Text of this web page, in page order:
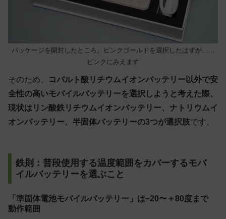
パッケージを開封したところ。ピンクゴールドを選択したはずが……
ピンクにみえます
そのため、
コバルト酸リチウムイオンバッテリー以外で安
全性の高いモバイルバッテリーを選択しようと考えた際、
現状はリン酸鉄リチウムイオンバッテリー、ナトリウムイ
オンバッテリー、半固体バッテリーの3つが選択肢です。
鉄則：普段使用する温度範囲をカバーするモバ
イルバッテリーを選ぶこと
「準固体電池モバイルバッテリー」は−20〜＋80度まで
動作範囲